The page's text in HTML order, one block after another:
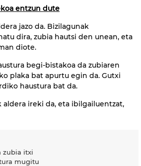
entzun dute
jazo da. Bizilagunak
dira, zubia hautsi den unean, eta
diote.
begi-bistakoa da zubiaren
plaka bat apurtu egin da. Gutxi
haustura bat da.
aldera ireki da, eta ibilgailuentzat,
zubia itxi
mugitu